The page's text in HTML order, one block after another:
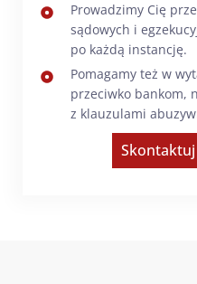
Prowadzimy Cię
sądowych i
po każdą instancję.
Pomagamy też w
przeciwko bankom,
z klauzulami